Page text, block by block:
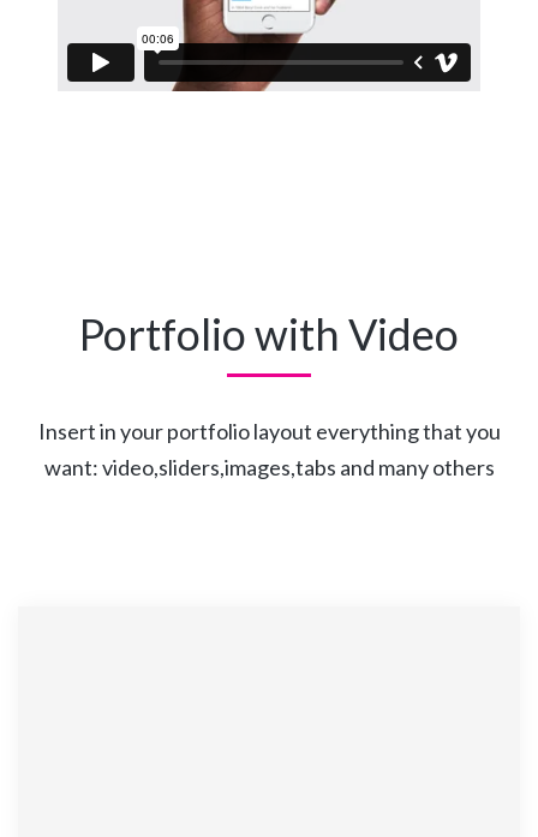
Portfolio with Video
Insert in your portfolio layout everything that you
want: video,sliders,images,tabs and many others